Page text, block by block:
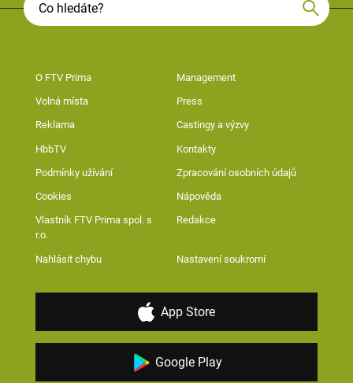
O FTV Prima Management
Volná místa Press
Reklama Castingy a výzvy
HbbTV Kontakty
Podmínky užívání Zpracování osobních údajů
Cookies Nápověda
Vlastník FTV Prima spol. s
r.o.
Redakce
Nahlásit chybu Nastavení soukromí
App Store
Google Play